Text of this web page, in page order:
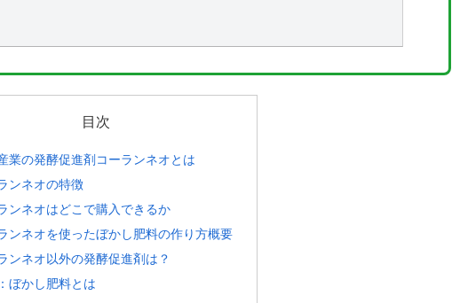
目次
業の発酵促進剤コーランネオとは
ンネオの特徴
ンネオはどこで購入できるか
ンネオを使ったぼかし肥料の作り方概要
ンネオ以外の発酵促進剤は？
ぼかし肥料とは